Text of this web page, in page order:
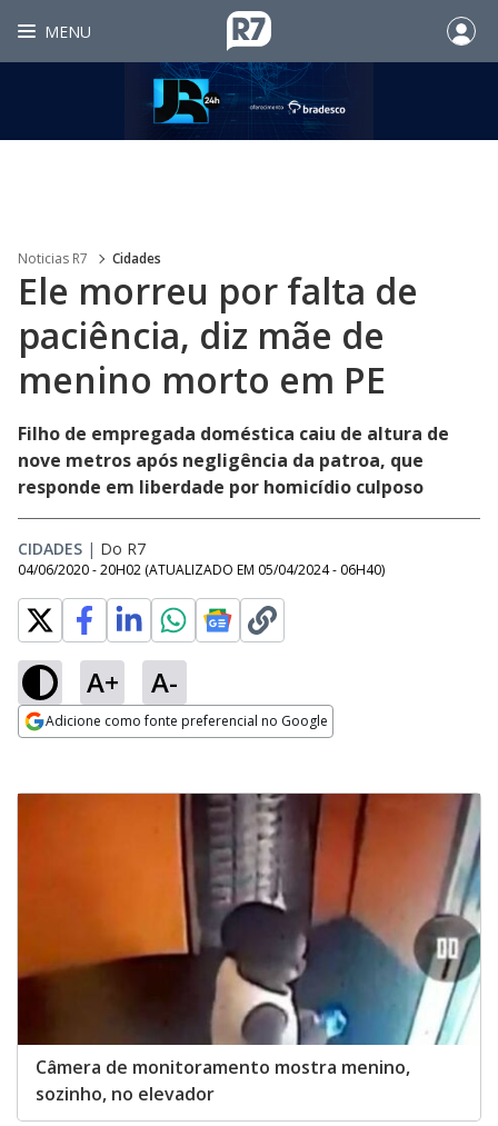
MENU
Noticias R7 Cidades
Ele morreu por falta de
paciência, diz mãe de
menino morto em PE
Filho de empregada doméstica caiu de altura de
nove metros após negligência da patroa, que
responde em liberdade por homicídio culposo
CIDADES | Do R7
04/06/2020 - 20H02 (ATUALIZADO EM 05/04/2024 - 06H40)
A+ A-
Adicione como fonte preferencial no Google
Câmera de monitoramento mostra menino,
sozinho, no elevador